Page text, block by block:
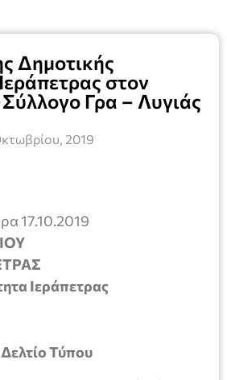
Δημοτικής
στον
Σύλλογο Γρα – Λυγιάς
2019
Ιεράπετρας
Δελτίο Τύπου